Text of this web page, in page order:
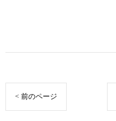
< 前のページ